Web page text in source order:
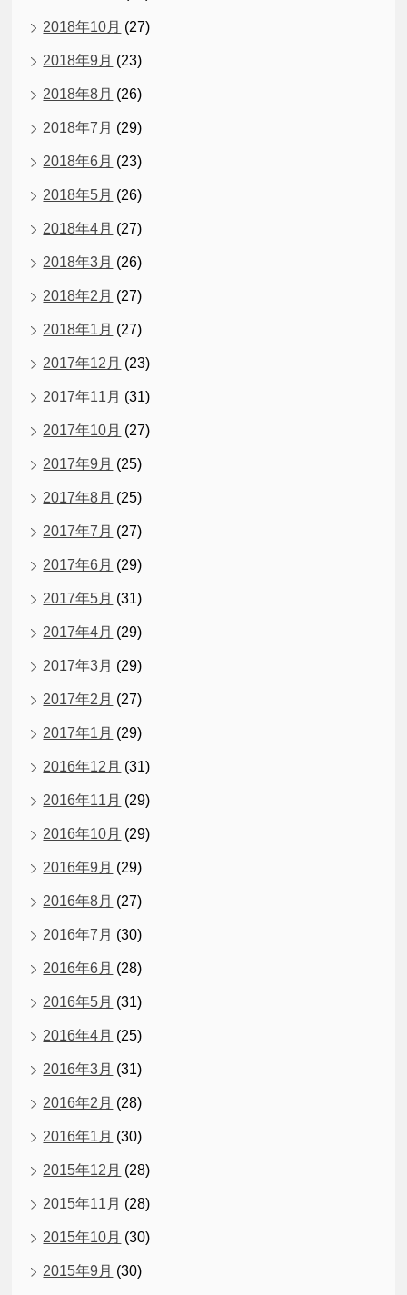
2018年10月 (27)
2018年9月 (23)
2018年8月 (26)
2018年7月 (29)
2018年6月 (23)
2018年5月 (26)
2018年4月 (27)
2018年3月 (26)
2018年2月 (27)
2018年1月 (27)
2017年12月 (23)
2017年11月 (31)
2017年10月 (27)
2017年9月 (25)
2017年8月 (25)
2017年7月 (27)
2017年6月 (29)
2017年5月 (31)
2017年4月 (29)
2017年3月 (29)
2017年2月 (27)
2017年1月 (29)
2016年12月 (31)
2016年11月 (29)
2016年10月 (29)
2016年9月 (29)
2016年8月 (27)
2016年7月 (30)
2016年6月 (28)
2016年5月 (31)
2016年4月 (25)
2016年3月 (31)
2016年2月 (28)
2016年1月 (30)
2015年12月 (28)
2015年11月 (28)
2015年10月 (30)
2015年9月 (30)